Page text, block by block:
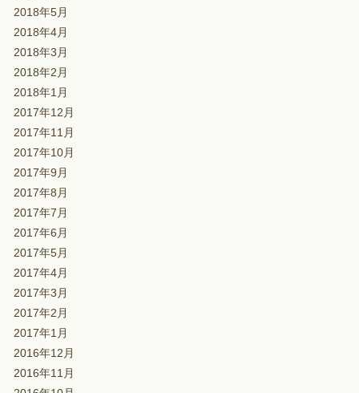
2018年5月
2018年4月
2018年3月
2018年2月
2018年1月
2017年12月
2017年11月
2017年10月
2017年9月
2017年8月
2017年7月
2017年6月
2017年5月
2017年4月
2017年3月
2017年2月
2017年1月
2016年12月
2016年11月